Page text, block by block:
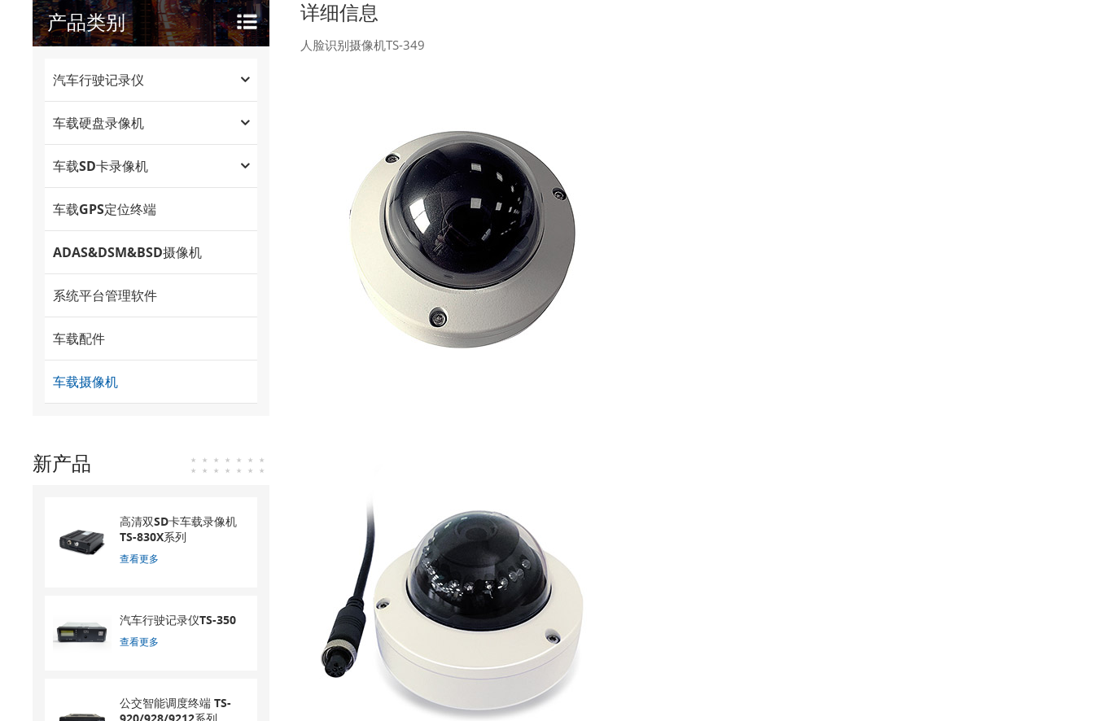
详细信息
人脸识别摄像机TS-349
产品类别
汽车行驶记录仪
车载硬盘录像机
车载SD卡录像机
车载GPS定位终端
ADAS&DSM&BSD摄像机
系统平台管理软件
车载配件
车载摄像机
新产品
高清双SD卡车载录像机
TS-830X系列
查看更多
汽车行驶记录仪TS-350
查看更多
公交智能调度终端 TS-